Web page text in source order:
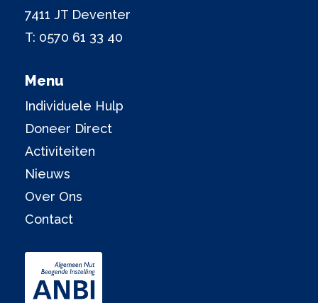
7411 JT Deventer
T: 0570 61 33 40
Menu
Individuele Hulp
Doneer Direct
Activiteiten
Nieuws
Over Ons
Contact